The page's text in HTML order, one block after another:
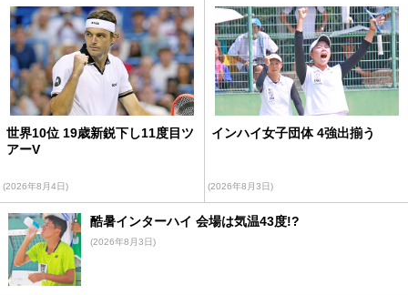
世界10位 19歳新鋭下し11度目ツ
アーV
(2026年8月4日)
インハイ女子団体 4強出揃う
(2026年8月3日)
酷暑インターハイ 会場は気温43度!?
(2026年8月3日)